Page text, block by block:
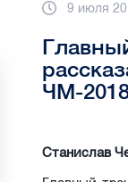
9 июля
ЧМ-
Станислав